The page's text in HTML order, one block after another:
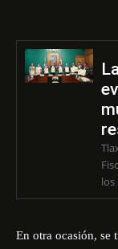
los
En otra ocasión, se